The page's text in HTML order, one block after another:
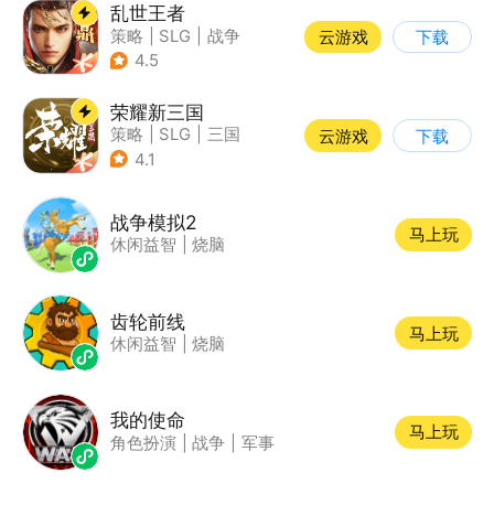
乱世王者
策略 SLG
战争
| 中国风
4.5
云游戏 下载
荣耀新三国
策略 SLG
三国
| 中国风
4.1
云游戏 下载
战争模拟2
休闲益智 烧脑
马上玩
齿轮前线
休闲益智 烧脑
马上玩
我的使命
角色扮演 战争 军事
马上玩